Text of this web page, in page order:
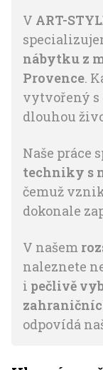
V ART-
nábytku z
Provence.
vytvořený s
dlouhou
Naše práce
techniky s
čemuž
dokonale
V našem
naleznete
i pečlivě
odpovídá